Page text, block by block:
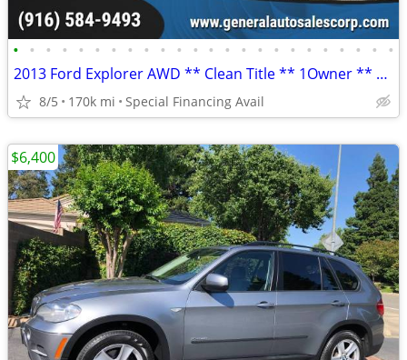
• • • • • • • • • • • • • • • • • • • • • • • •
2013 Ford Explorer AWD ** Clean Title ** 1Owner ** 3rd Seat ** Finance
8/5 170k mi Special Financing Avail
$6,400